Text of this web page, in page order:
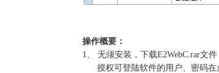
操作概要：
1、 无须安装，下载E2WebC.rar文件
授权可登陆软件的用户、密码在